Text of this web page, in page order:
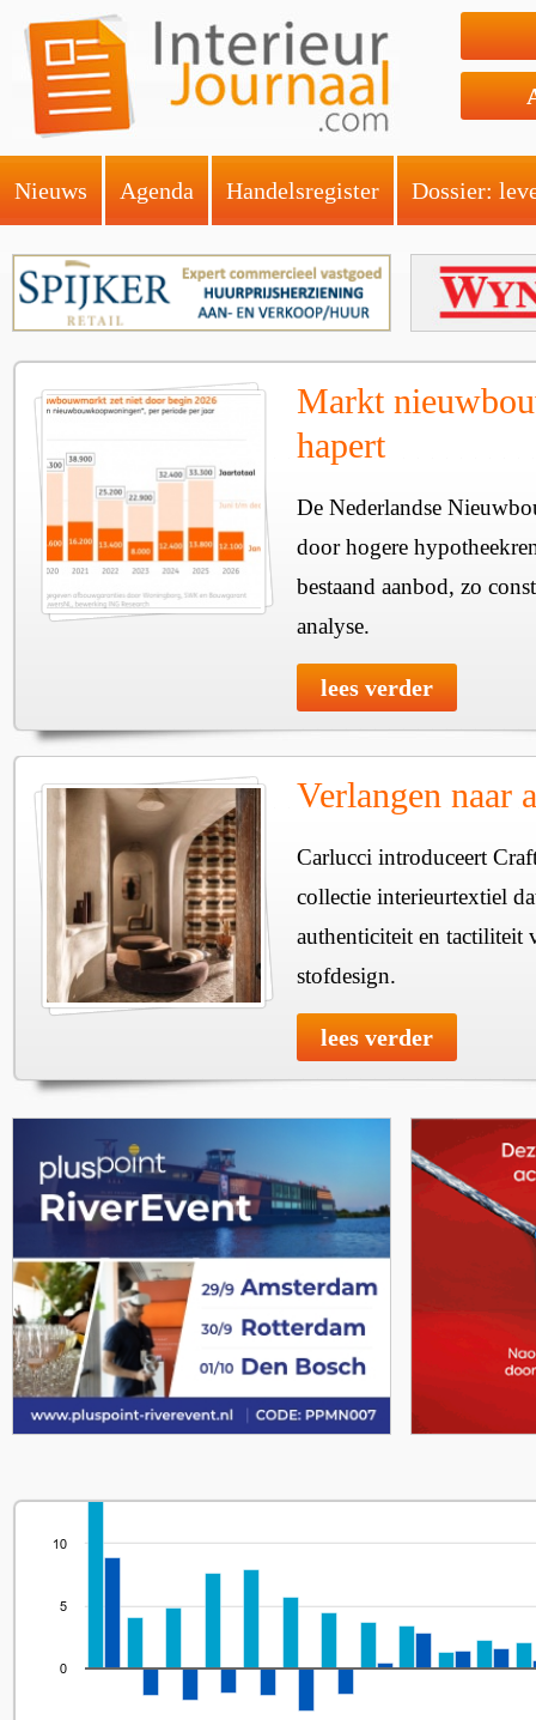
Nieuws Agenda Handelsregister Dossier:
Markt
hapert
De Nederlandse
door hogere
bestaand aanbod, zo
analyse.
lees verder
Verlangen naar
Carlucci introduceert
collectie interieurtextiel
authenticiteit en tactiliteit
stofdesign.
lees verder